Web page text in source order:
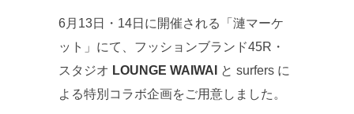
6月13日・14日に開催される「漣マーケ
ット」にて、フッションブランド45R・
スタジオ LOUNGE WAIWAI
と surfers に
よる特別コラボ企画をご用意しました。